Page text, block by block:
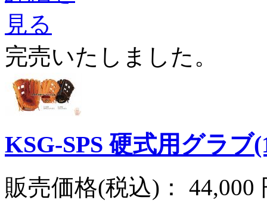
完売いたしました。
KSG-SPS 硬式用グラブ
販売価格(税込)： 44,000